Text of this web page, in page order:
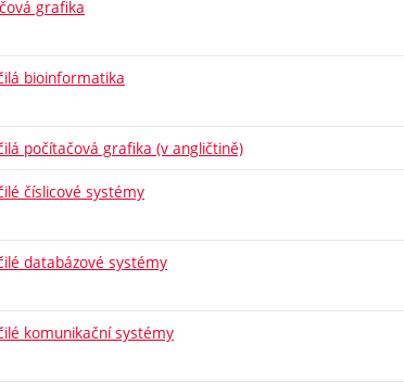
grafika
bioinformatika
počítačová grafika (v angličtině)
číslicové systémy
databázové systémy
komunikační systémy